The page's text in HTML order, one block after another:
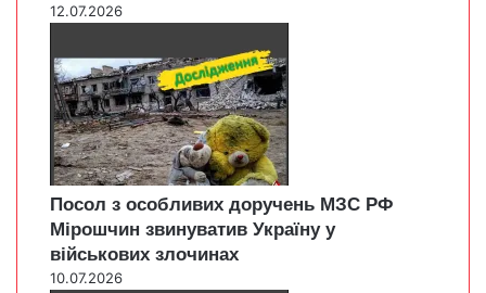
12.07.2026
Посол з особливих доручень МЗС РФ
Мірошчин звинуватив Україну у
військових злочинах
10.07.2026